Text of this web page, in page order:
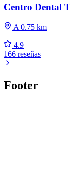
Centro Dental
A 0.75 km
4.9
166 reseñas
Footer